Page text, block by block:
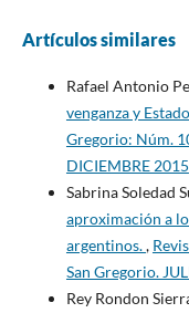
Artículos similares
Rafael Antonio
venganza y
Gregorio: Núm.
DICIEMBRE 2015
Sabrina Soledad
aproximación a
argentinos.,
San Gregorio.
Rey Rondon